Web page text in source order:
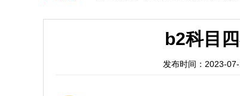
b2科目
发布时间：2023-